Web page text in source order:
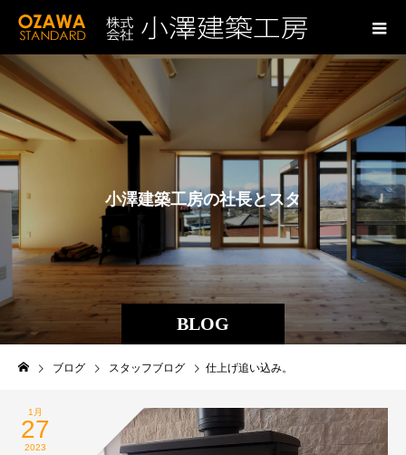
BLOG
建築工房の社長とスタッフ ブ
ブログ スタッフブログ 仕上げ追い込み。
1月
27
2023